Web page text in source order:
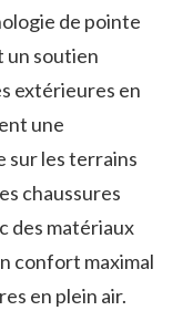
de​ pointe
un soutien
extérieures en
une
sur les terrains
chaussures
des matériaux
confort maximal
en plein⁤ air.